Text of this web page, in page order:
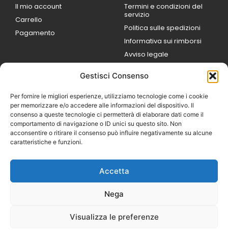
Gestisci Consenso
Per fornire le migliori esperienze, utilizziamo tecnologie come i cookie
per memorizzare e/o accedere alle informazioni del dispositivo. Il
consenso a queste tecnologie ci permetterà di elaborare dati come il
comportamento di navigazione o ID unici su questo sito. Non
acconsentire o ritirare il consenso può influire negativamente su alcune
caratteristiche e funzioni.
Accetta
Nega
Visualizza le preferenze
Il mio account
Carrello
Pagamento
Termini e condizioni del
servizio
Politica sulle spedizioni
Informativa sui rimborsi
Avviso legale
9:00
Sabato 09:00 /
14:00
16:30 / 20:00
Domenica
Castaldi Luca | P.IVA
IT07259351216
Bilogic – Agenzia di